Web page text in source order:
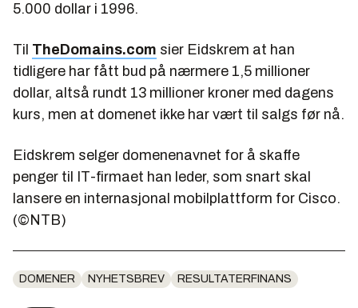
5.000 dollar i 1996.
Til TheDomains.com sier Eidskrem at han
tidligere har fått bud på nærmere 1,5 millioner
dollar, altså rundt 13 millioner kroner med dagens
kurs, men at domenet ikke har vært til salgs før nå.
Eidskrem selger domenenavnet for å skaffe
penger til IT-firmaet han leder, som snart skal
lansere en internasjonal mobilplattform for Cisco.
(©NTB)
DOMENER NYHETSBREV RESULTATERFINANS